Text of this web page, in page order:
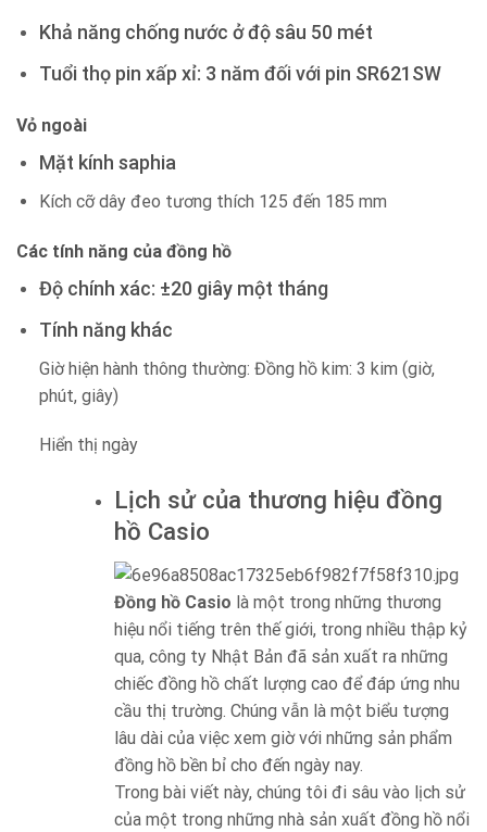
Khả năng chống nước ở độ sâu 50 mét
Tuổi thọ pin xấp xỉ: 3 năm đối với pin SR621SW
Vỏ ngoài
Mặt kính saphia
Kích cỡ dây đeo tương thích 125 đến 185 mm
Các tính năng của đồng hồ
Độ chính xác: ±20 giây một tháng
Tính năng khác
Giờ hiện hành thông thường: Đồng hồ kim: 3 kim (giờ,
phút, giây)
Hiển thị ngày
Lịch sử của thương hiệu đồng
hồ Casio
Đồng hồ Casio là một trong những thương
hiệu nổi tiếng trên thế giới, trong nhiều thập kỷ
qua, công ty Nhật Bản đã sản xuất ra những
chiếc đồng hồ chất lượng cao để đáp ứng nhu
cầu thị trường. Chúng vẫn là một biểu tượng
lâu dài của việc xem giờ với những sản phẩm
đồng hồ bền bỉ cho đến ngày nay.
Trong bài viết này, chúng tôi đi sâu vào lịch sử
của một trong những nhà sản xuất đồng hồ nổi